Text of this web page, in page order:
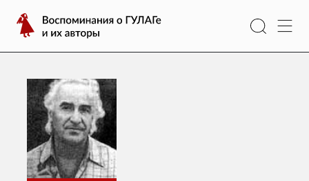
содержимому
Воспоминания
о
ГУЛАГе
их
авторы